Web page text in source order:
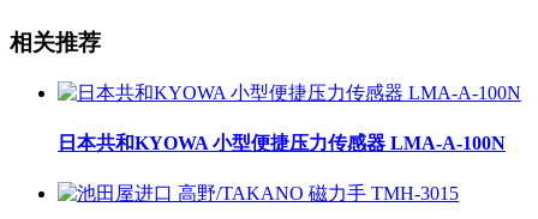
相关推荐
日本共和KYOWA 小型便捷压力传感器 LMA-A-100N